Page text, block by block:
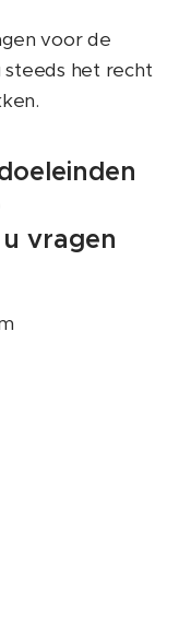
voor de
steeds het recht
vragen